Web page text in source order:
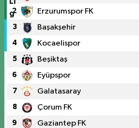
2 Erzurumspor FK
3 Başakşehir
4 Kocaelispor
5 Beşiktaş
6 Eyüpspor
7 Galatasaray
8 Çorum FK
9 Gaziantep FK